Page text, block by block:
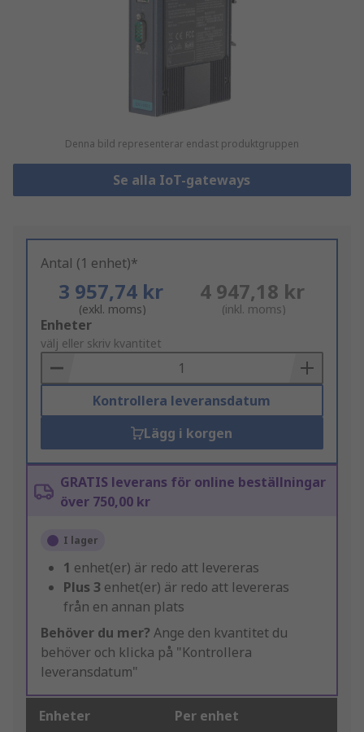
Denna bild representerar endast produktgruppen
Se alla IoT-gateways
Antal (1 enhet)*
3 957,74 kr
(exkl. moms)
4 947,18 kr
(inkl. moms)
Add
to
Basket
Enheter
välj eller skriv kvantitet
Kontrollera leveransdatum
Lägg i korgen
GRATIS leverans för online beställningar
över 750,00 kr
I lager
1 enhet(er) är redo att levereras
Plus 3 enhet(er) är redo att levereras
från en annan plats
Behöver du mer? Ange den kvantitet du
behöver och klicka på "Kontrollera
leveransdatum"
Enheter Per enhet